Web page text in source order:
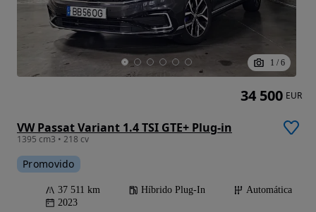
1 / 6
VW Passat Variant 1.4 TSI GTE+ Plug-in
1395 cm3 • 218 cv
Promovido
37 511 km Híbrido Plug-In
Automática
2023
34 500 EUR